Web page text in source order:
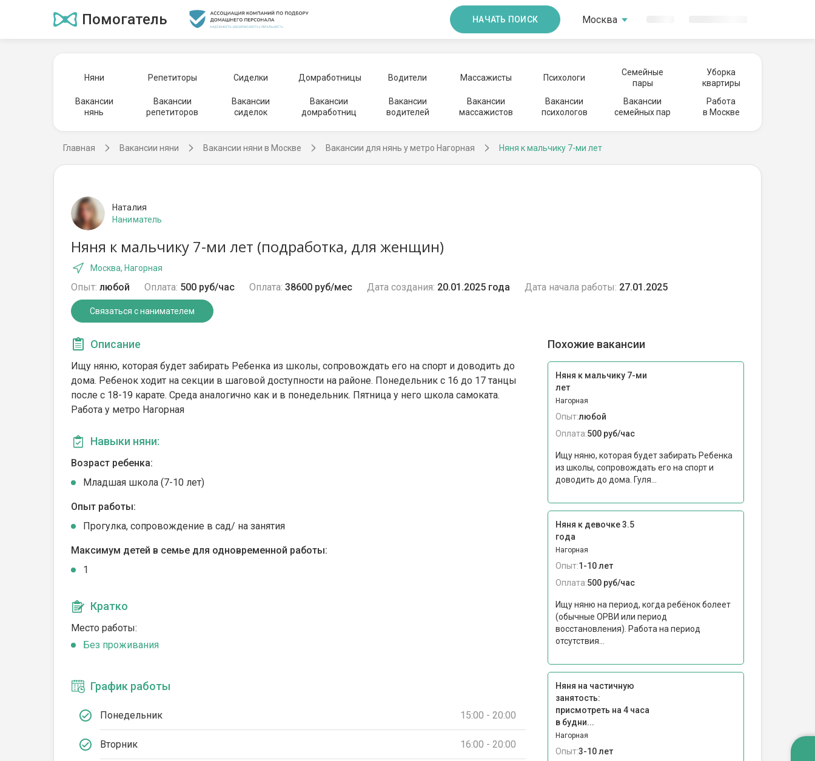
Помогатель НАЧАТЬ ПОИСК Москва
Няни Репетиторы Сиделки Домработницы Водители Массажисты Психологи
Семейные
пары
Уборка
квартиры
Вакансии
нянь
Вакансии
репетиторов
Вакансии
сиделок
Вакансии
домработниц
Вакансии
водителей
Вакансии
массажистов
Вакансии
психологов
Вакансии
семейных пар
Работа
в Москве
Главная Вакансии няни Вакансии няни в Москве Вакансии для нянь у метро Нагорная Няня к мальчику 7-ми лет
Наталия
Наниматель
Няня к мальчику 7-ми лет (подработка, для женщин)
Москва, Нагорная
Опыт: любой Оплата: 500 руб/час Оплата: 38600 руб/мес Дата создания: 20.01.2025 года Дата начала работы: 27.01.2025
Связаться с нанимателем
Описание
Ищу няню, которая будет забирать Ребенка из школы, сопровождать его на спорт и доводить до
дома. Ребенок ходит на секции в шаговой доступности на районе. Понедельник с 16 до 17 танцы
после с 18-19 карате. Среда аналогично как и в понедельник. Пятница у него школа самоката.
Работа у метро Нагорная
Навыки няни:
Возраст ребенка:
Младшая школа (7-10 лет)
Опыт работы:
Прогулка, сопровождение в сад/ на занятия
Максимум детей в семье для одновременной работы:
1
Кратко
Место работы:
Без проживания
График работы
Понедельник 15:00 - 20:00
Вторник 16:00 - 20:00
Похожие вакансии
Няня к мальчику 7-ми
лет
Нагорная
Опыт:любой
Оплата:500 руб/час
Ищу няню, которая будет забирать Ребенка
из школы, сопровождать его на спорт и
доводить до дома. Гуля...
Няня к девочке 3.5
года
Нагорная
Опыт:1-10 лет
Оплата:500 руб/час
Ищу няню на период, когда ребёнок болеет
(обычные ОРВИ или период
восстановления). Работа на период
отсутствия...
Няня на частичную
занятость:
присмотреть на 4 часа
в будни...
Нагорная
Опыт:3-10 лет